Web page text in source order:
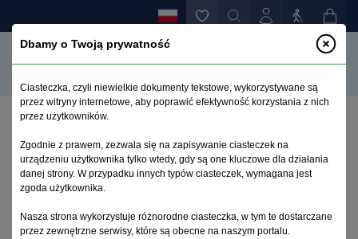
Wybrane metody oceny zaburzeń autonomicznych w
chorobie Parkinsona
Archiwum 1992–2014
Dbamy o Twoją prywatność
Ciasteczka, czyli niewielkie dokumenty tekstowe, wykorzystywane są
przez witryny internetowe, aby poprawić efektywność korzystania z nich
przez użytkowników.
Zgodnie z prawem, zezwala się na zapisywanie ciasteczek na
urządzeniu użytkownika tylko wtedy, gdy są one kluczowe dla działania
danej strony. W przypadku innych typów ciasteczek, wymagana jest
zgoda użytkownika.
Nasza strona wykorzystuje różnorodne ciasteczka, w tym te dostarczane
przez zewnętrzne serwisy, które są obecne na naszym portalu.